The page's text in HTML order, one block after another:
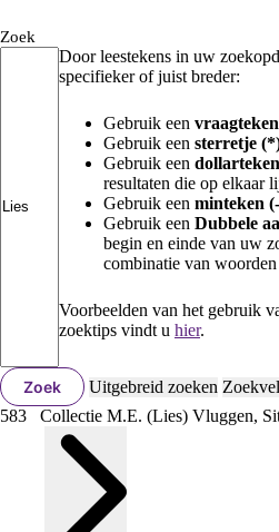
Zoek
Door leestekens in uw
specifieker of juist breder:
Gebruik een
Gebruik een sterretje
Gebruik een
resultaten die op elkaar
Gebruik een minteken
Gebruik een Dubbele
begin en einde van uw
combinatie van woorden
Voorbeelden van het gebruik
zoektips vindt u hier.
Zoek Uitgebreid zoeken
583 Collectie M.E. (Lies) Vluggen,